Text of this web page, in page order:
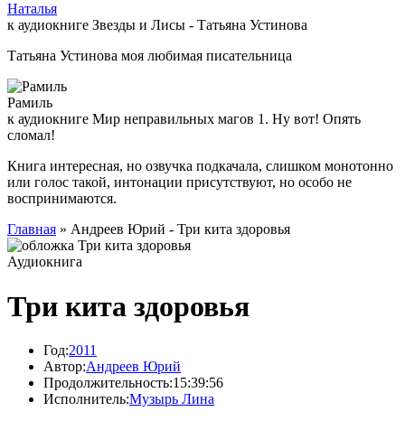
Наталья
к аудиокниге Звезды и Лисы - Татьяна Устинова
Татьяна Устинова моя любимая писательница
Рамиль
к аудиокниге Мир неправильных магов 1. Ну вот! Опять
сломал!
Книга интересная, но озвучка подкачала, слишком монотонно
или голос такой, интонации присутствуют, но особо не
воспринимаются.
Главная » Андреев Юрий - Три кита здоровья
Аудиокнига
Три кита здоровья
Год:2011
Автор:Андреев Юрий
Продолжительность:15:39:56
Исполнитель:Музырь Лина